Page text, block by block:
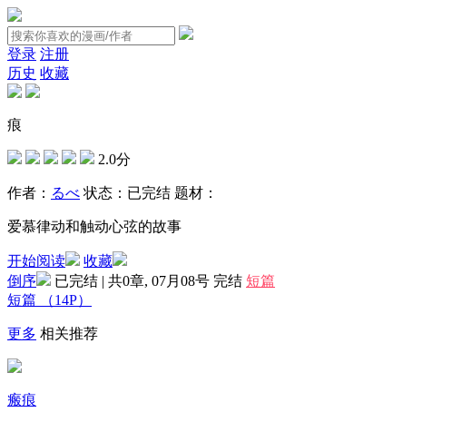
登录 注册
历史 收藏
痕
2.0分
作者： るべ 状态： 已完结 题材：
爱慕律动和触动心弦的故事
开始阅读
收藏
倒序
已完结 | 共0章, 07月08号 完结 短篇
短篇
（14P）
更多 相关推荐
瘢痕